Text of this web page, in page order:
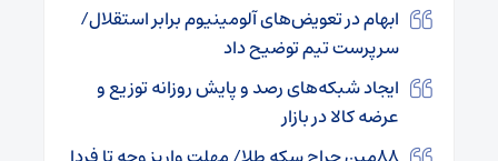
ابهام در تعویض‌های آلومینیوم برابر استقلال/
سرپرست تیم توضیح داد
ایجاد شبکه‌های رصد و پایش روزانه توزیع و
عرضه کالا در بازار